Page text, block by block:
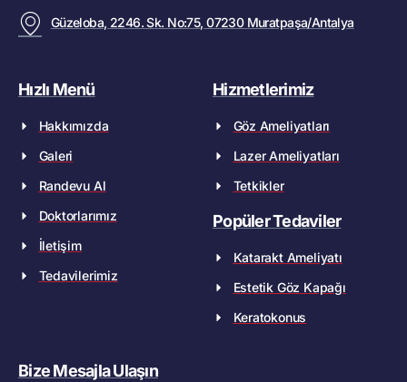
Güzeloba, 2246. Sk. No:75, 07230 Muratpaşa/Antalya
Hızlı Menü
Hakkımızda
Galeri
Randevu Al
Doktorlarımız
İletişim
Tedavilerimiz
Hizmetlerimiz
Göz Ameliyatları
Lazer Ameliyatları
Tetkikler
Popüler Tedaviler
Katarakt Ameliyatı
Estetik Göz Kapağı
Keratokonus
Bize Mesajla Ulaşın